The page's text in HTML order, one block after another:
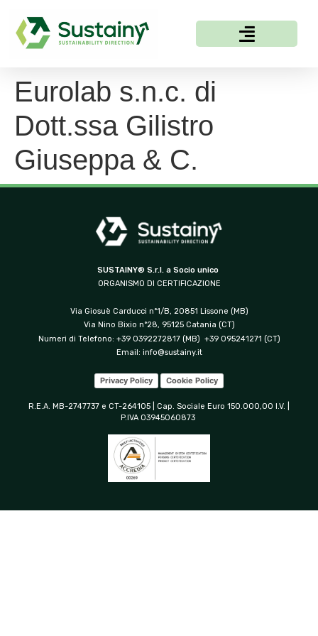
Eurolab s.n.c. di
Dott.ssa Gilistro
Giuseppa & C.
SUSTAINY® S.r.l. a Socio unico
ORGANISMO DI CERTIFICAZIONE
Via Giosuè Carducci n°1/B, 20851 Lissone (MB)
Via Nino Bixio n°28, 95125 Catania (CT)
Numeri di Telefono: +39 0392272817 (MB) +39 095241271 (CT)
Email: info@sustainy.it
Privacy Policy Cookie Policy
R.E.A. MB-2747737 e CT-264105 | Cap. Sociale Euro 150.000,00 I.V. |
P.IVA 03945060873